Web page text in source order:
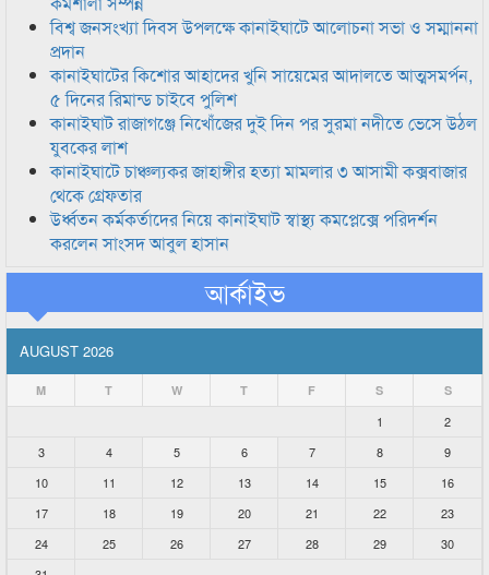
বিশ্ব জনসংখ্যা দিবস উপলক্ষে কানাইঘাটে আলোচনা সভা ও সম্মাননা
প্রদান
কানাইঘাটের কিশোর আহাদের খুনি সায়েমের আদালতে আত্মসমর্পন,
৫ দিনের রিমান্ড চাইবে পুলিশ
কানাইঘাট রাজাগঞ্জে নিখোঁজের দুই দিন পর সুরমা নদীতে ভেসে উঠল
যুবকের লাশ
কানাইঘাটে চাঞ্চল্যকর জাহাঙ্গীর হত্যা মামলার ৩ আসামী কক্সবাজার
থেকে গ্রেফতার
উর্ধ্বতন কর্মকর্তাদের নিয়ে কানাইঘাট স্বাস্থ্য কমপ্লেক্সে পরিদর্শন
করলেন সাংসদ আবুল হাসান
আর্কাইভ
AUGUST 2026
M T W T F S S
1
2
3
4 5 6 7 8
9
10
11 12 13 14 15
16
17
18 19 20 21 22
23
24
25 26 27 28 29
30